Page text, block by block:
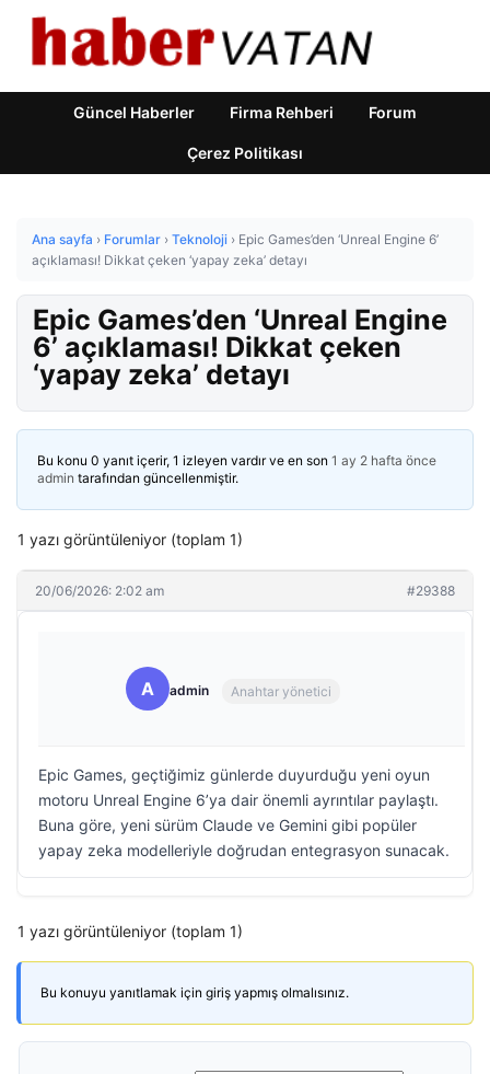
Güncel Haberler Firma Rehberi Forum
Çerez Politikası
Ana sayfa › Forumlar › Teknoloji › Epic Games’den ‘Unreal Engine 6’
açıklaması! Dikkat çeken ‘yapay zeka’ detayı
Epic Games’den ‘Unreal Engine
6’ açıklaması! Dikkat çeken
‘yapay zeka’ detayı
Bu konu 0 yanıt içerir, 1 izleyen vardır ve en son 1 ay 2 hafta önce
admin tarafından güncellenmiştir.
1 yazı görüntüleniyor (toplam 1)
20/06/2026: 2:02 am #29388
A admin Anahtar yönetici
Epic Games, geçtiğimiz günlerde duyurduğu yeni oyun
motoru Unreal Engine 6’ya dair önemli ayrıntılar paylaştı.
Buna göre, yeni sürüm Claude ve Gemini gibi popüler
yapay zeka modelleriyle doğrudan entegrasyon sunacak.
1 yazı görüntüleniyor (toplam 1)
Bu konuyu yanıtlamak için giriş yapmış olmalısınız.